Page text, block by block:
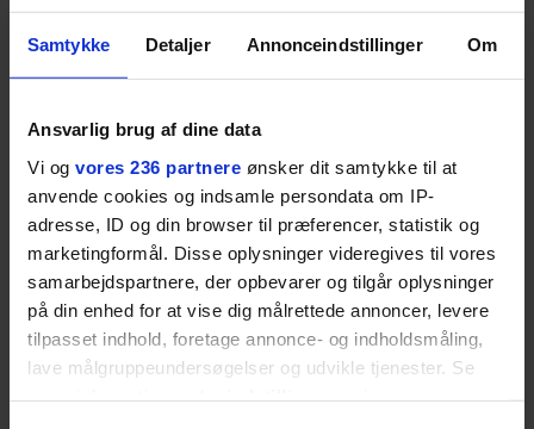
Samtykke Detaljer Annonceindstillinger Om
Ansvarlig brug af dine data
Vi og vores 236 partnere ønsker dit samtykke til at
anvende cookies og indsamle persondata om IP-
adresse, ID og din browser til præferencer, statistik og
marketingformål. Disse oplysninger videregives til vores
samarbejdspartnere, der opbevarer og tilgår oplysninger
på din enhed for at vise dig målrettede annoncer, levere
tilpasset indhold, foretage annonce- og indholdsmåling,
lave målgruppeundersøgelser og udvikle tjenester. Se
Jeg er udpræget
midterbarn. Når min far
drak sig fuld og blev
uvenner med min mor, var
det naturligt for mig at
forsøge at redde